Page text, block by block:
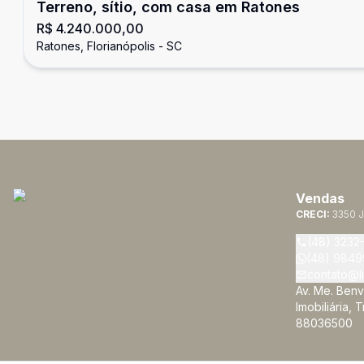
Terreno, sítio, com casa em Ratones
R$ 4.240.000,00
Ratones, Florianópolis - SC
Vendas
CRECI: 3350 J
Av. Me.
Imobiliária,
88036500